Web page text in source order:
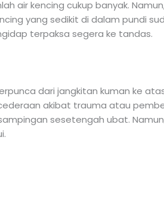
air kencing cukup banyak.
yang sedikit di dalam pundi
terpaksa segera ke tandas.
dari jangkitan kuman ke
akibat trauma atau
sesetengah ubat.